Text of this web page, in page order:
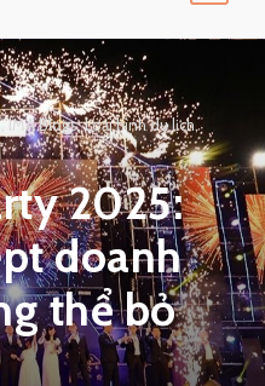
,IMA Blogs,Loại hình du lịch,
2025:
doanh
thể bỏ